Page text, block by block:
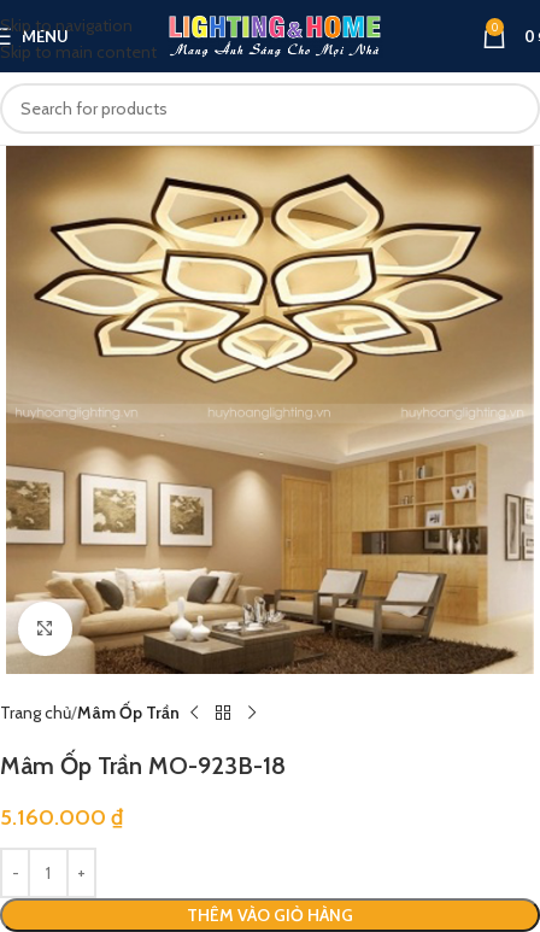
Skip to navigation
Skip to main content
MENU 0 0
Click to enlarge
Trang chủ Mâm Ốp Trần
Mâm Ốp Trần MO-923B-18
5.160.000 ₫
THÊM VÀO GIỎ HÀNG